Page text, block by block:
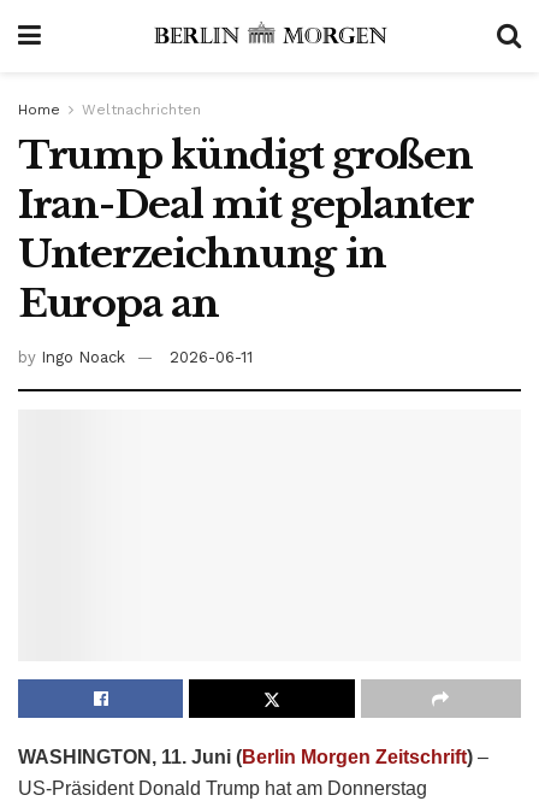
Home Weltnachrichten
Trump kündigt großen
Iran-Deal mit geplanter
Unterzeichnung in
Europa an
by Ingo Noack 2026-06-11
WASHINGTON, 11. Juni (Berlin Morgen Zeitschrift) –
US-Präsident Donald Trump hat am Donnerstag